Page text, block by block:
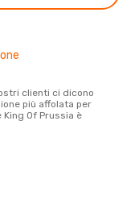
più affolata per
Of Prussia è